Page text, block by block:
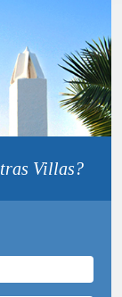
Villas?